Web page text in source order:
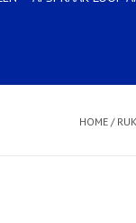
HOME /